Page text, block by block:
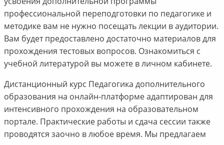
профессиональной переподготовки по педагогике и
методике вам не нужно посещать лекции в аудитории.
Вам будет предоставлено достаточно материалов для
прохождения тестовых вопросов. Ознакомиться с
учебной литературой вы можете в личном кабинете.
Дистанционный курс Педагогика дополнительного
образования на онлайн-платформе адаптирован для
интенсивного прохождения на образовательном
портале. Практические работы и сдача сессии также
проводятся заочно в любое время. Мы предлагаем